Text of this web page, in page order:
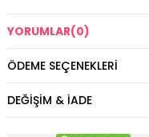
YORUMLAR(0)
ÖDEME SEÇENEKLERI
DEĞIŞIM & İADE